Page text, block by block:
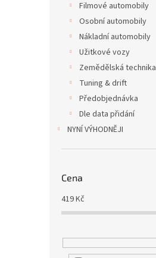
Filmové automobily
Osobní automobily
Nákladní automobily
Užitkové vozy
Zemědělská technika
Tuning & drift
Předobjednávka
Dle data přidání
NYNÍ VÝHODNĚJI
Cena
419Kč